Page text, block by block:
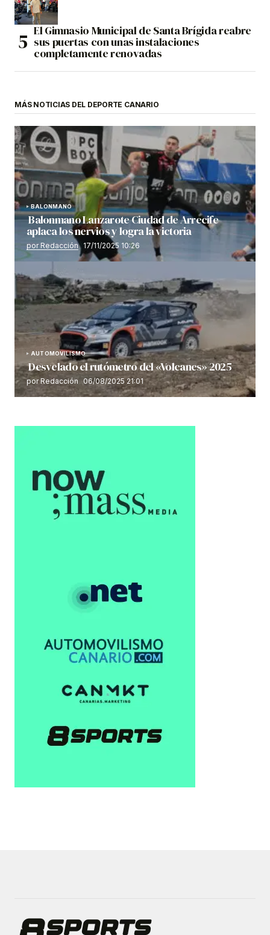
El Gimnasio Municipal de Santa Brígida reabre
sus puertas con unas instalaciones
completamente renovadas
MÁS NOTICIAS DEL DEPORTE CANARIO
BALONMANO
Balonmano Lanzarote Ciudad de Arrecife
aplaca los nervios y logra la victoria
por Redacción 17/11/2025 10:26
AUTOMOVILISMO
Desvelado el rutómetro del «Volcanes» 2025
por Redacción 06/08/2025 21:01